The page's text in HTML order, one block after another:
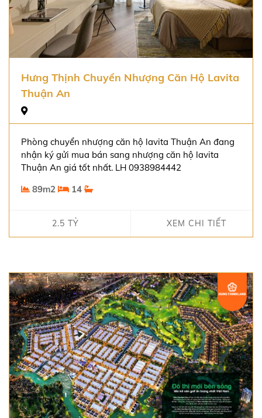
Hưng Thịnh Chuyển Nhượng Căn Hộ Lavita
Thuận An
Phòng chuyển nhượng căn hộ lavita Thuận An đang
nhận ký gửi mua bán sang nhượng căn hộ lavita
Thuận An giá tốt nhất. LH 0938984442
89m2
14
2.5 TỶ XEM CHI TIẾT